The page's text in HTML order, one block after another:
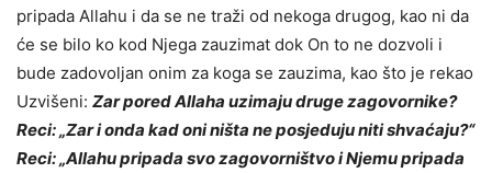
pripada Allahu i da se ne traži od nekoga drugog, kao ni da
će se bilo ko kod Njega zauzimat dok On to ne dozvoli i
bude zadovoljan onim za koga se zauzima, kao što je rekao
Uzvišeni: Zar pored Allaha uzimaju druge zagovornike?
Reci: „Zar i onda kad oni ništa ne posjeduju niti shvaćaju?“
Reci: „Allahu pripada svo zagovorništvo i Njemu pripada